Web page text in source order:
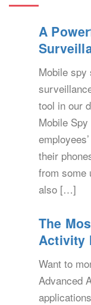
A
Mobile spy
tool in our
Mobile
their
from some
also […]
The
Activity
Want to
Advanced